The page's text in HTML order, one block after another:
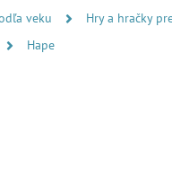
veku
Hry a hračky
Hape